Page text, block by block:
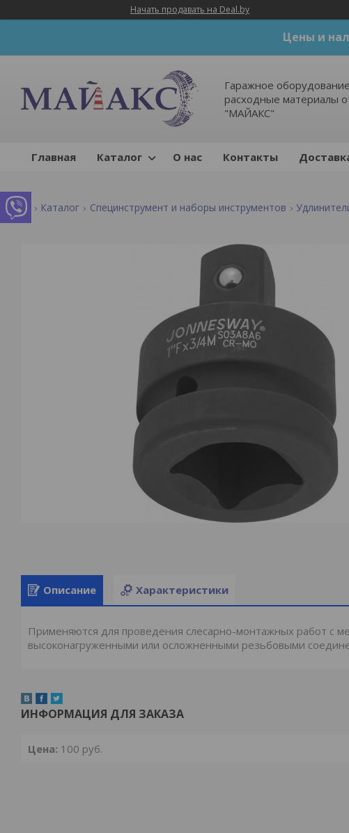
Начать продавать на Deal.by
Цены и
Гаражное
расходные материалы
"МАЙАКС"
Главная Каталог О нас Контакты
Каталог Специнструмент и наборы инструментов
Описание Характеристики
Применяются для проведения слесарно-монтажных работ с
высоконагруженными или осложненными резьбовыми
ИНФОРМАЦИЯ ДЛЯ ЗАКАЗА
Цена: 100 руб.